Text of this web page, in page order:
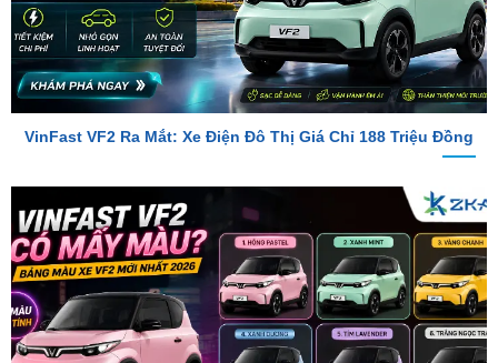
VinFast VF2 Ra Mắt: Xe Điện Đô Thị Giá Chỉ 188 Triệu Đồng